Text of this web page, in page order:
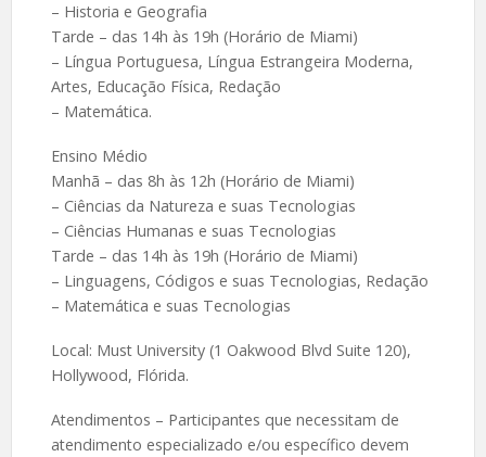
– Historia e Geografia
Tarde – das 14h às 19h (Horário de Miami)
– Língua Portuguesa, Língua Estrangeira Moderna,
Artes, Educação Física, Redação
– Matemática.
Ensino Médio
Manhã – das 8h às 12h (Horário de Miami)
– Ciências da Natureza e suas Tecnologias
– Ciências Humanas e suas Tecnologias
Tarde – das 14h às 19h (Horário de Miami)
– Linguagens, Códigos e suas Tecnologias, Redação
– Matemática e suas Tecnologias
Local: Must University (1 Oakwood Blvd Suite 120),
Hollywood, Flórida.
Atendimentos – Participantes que necessitam de
atendimento especializado e/ou específico devem